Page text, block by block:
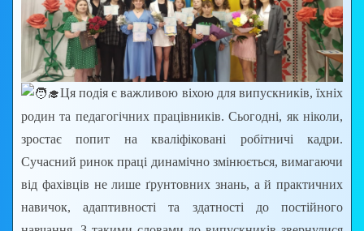
Ця подія є важливою віхою для випускників, їхніх
родин та педагогічних працівників. Сьогодні, як ніколи,
зростає попит на кваліфіковані робітничі кадри.
Сучасний ринок праці динамічно змінюється, вимагаючи
від фахівців не лише ґрунтовних знань, а й практичних
навичок, адаптивності та здатності до постійного